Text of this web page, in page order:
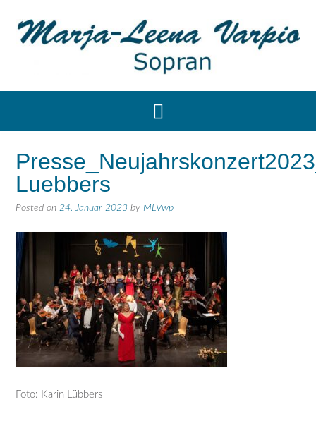
Luebbers
Posted on 24. Januar 2023 by MLVwp
Foto: Karin Lübbers